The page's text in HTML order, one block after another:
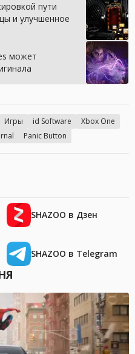
пути
и улучшенное
может
Игры id Software
Xbox One
Panic Button
SHAZOO в Дзен
SHAZOO в Telegram